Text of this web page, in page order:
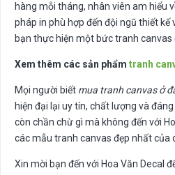
hàng mỗi tháng, nhân viên am hiểu
pháp in phù hợp đến đội ngũ thiết kế
bạn thực hiện một bức tranh canvas
Xem thêm các sản phẩm tranh
Mọi người biết mua tranh canvas ở
hiện đại lại uy tín, chất lượng và
còn chần chừ gì mà không đến với
các mẫu tranh canvas đẹp nhất của
Xin mời bạn đến với Hoa Văn Decal